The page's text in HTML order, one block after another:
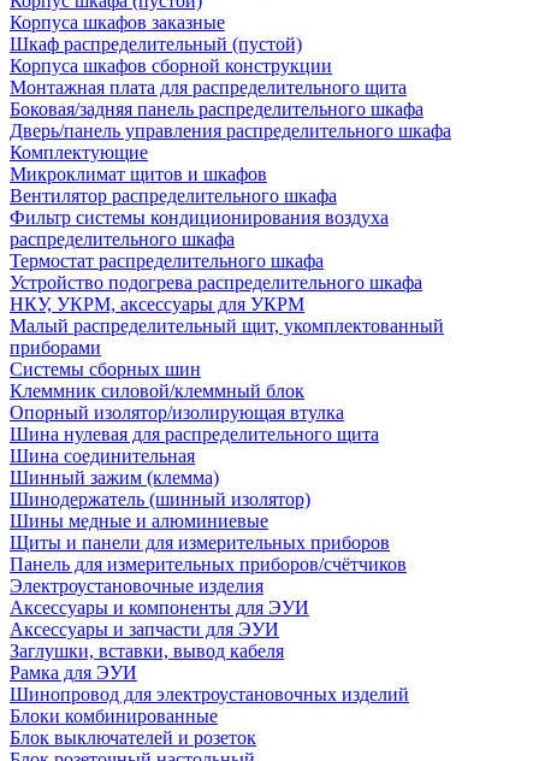
Корпуса шкафов заказные
Шкаф распределительный (пустой)
Корпуса шкафов сборной конструкции
Монтажная плата для распределительного щита
Боковая/задняя панель распределительного шкафа
Дверь/панель управления распределительного шкафа
Комплектующие
Микроклимат щитов и шкафов
Вентилятор распределительного шкафа
Фильтр системы кондиционирования воздуха
распределительного шкафа
Термостат распределительного шкафа
Устройство подогрева распределительного шкафа
НКУ, УКРМ, аксессуары для УКРМ
Малый распределительный щит, укомплектованный
приборами
Системы сборных шин
Клеммник силовой/клеммный блок
Опорный изолятор/изолирующая втулка
Шина нулевая для распределительного щита
Шина соединительная
Шинный зажим (клемма)
Шинодержатель (шинный изолятор)
Шины медные и алюминиевые
Щиты и панели для измерительных приборов
Панель для измерительных приборов/счётчиков
Электроустановочные изделия
Аксессуары и компоненты для ЭУИ
Аксессуары и запчасти для ЭУИ
Заглушки, вставки, вывод кабеля
Рамка для ЭУИ
Шинопровод для электроустановочных изделий
Блоки комбинированные
Блок выключателей и розеток